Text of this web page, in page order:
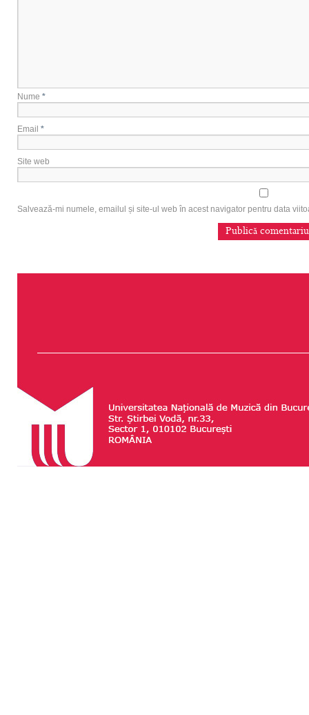
Nume *
Email *
Site web
Salvează-mi numele, emailul și site-ul web în acest navigator pentru data